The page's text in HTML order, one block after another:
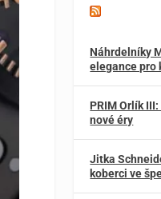
Náhrdelníky
elegance pro
PRIM Orlík
nové éry
Jitka
koberci ve